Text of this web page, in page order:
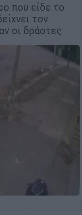
που είδε το
τον
οι δράστες